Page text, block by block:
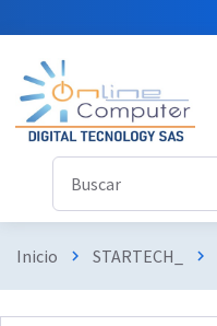
Inicio chevron_right STARTECH_ chevron_right